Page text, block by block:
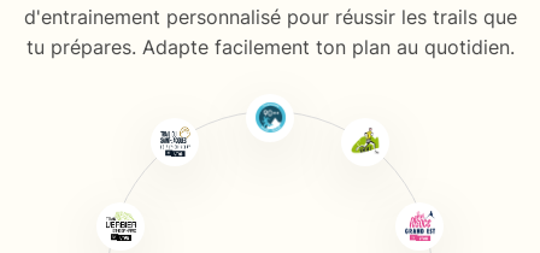
d'entrainement personnalisé pour réussir les trails que
tu prépares. Adapte facilement ton plan au quotidien.